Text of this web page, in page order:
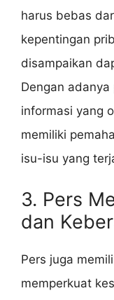
harus bebas
kepentingan
disampaikan
Dengan
informasi yang
memiliki
isu-isu yang
3. Pers
dan
Pers juga
memperkuat